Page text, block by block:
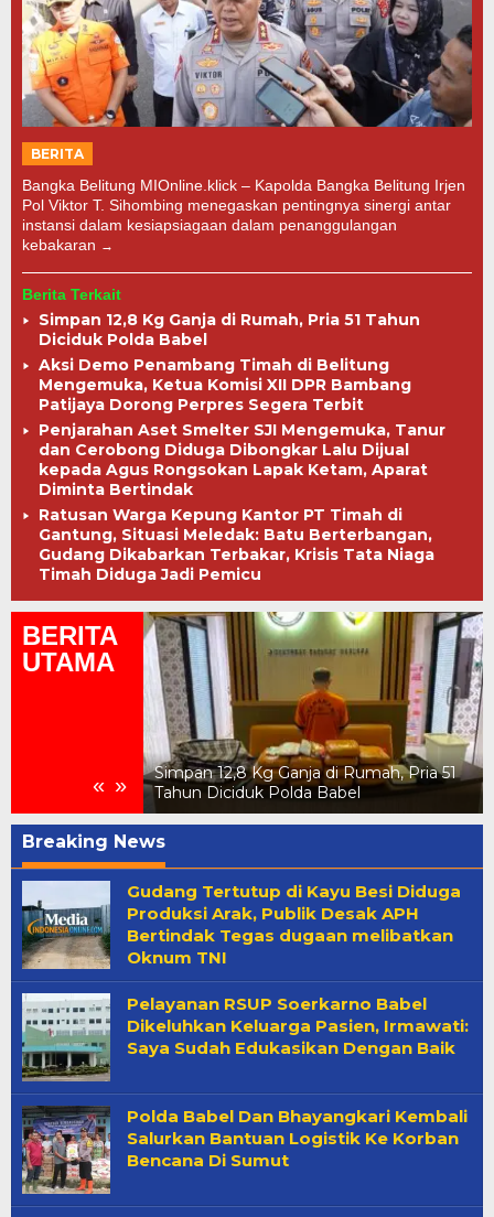
BERITA
Bangka Belitung MIOnline.klick – Kapolda Bangka Belitung Irjen
Pol Viktor T. Sihombing menegaskan pentingnya sinergi antar
instansi dalam kesiapsiagaan dalam penanggulangan
kebakaran
Berita Terkait
Simpan 12,8 Kg Ganja di Rumah, Pria 51 Tahun
Diciduk Polda Babel
Aksi Demo Penambang Timah di Belitung
Mengemuka, Ketua Komisi XII DPR Bambang
Patijaya Dorong Perpres Segera Terbit
Penjarahan Aset Smelter SJI Mengemuka, Tanur
dan Cerobong Diduga Dibongkar Lalu Dijual
kepada Agus Rongsokan Lapak Ketam, Aparat
Diminta Bertindak
Ratusan Warga Kepung Kantor PT Timah di
Gantung, Situasi Meledak: Batu Berterbangan,
Gudang Dikabarkan Terbakar, Krisis Tata Niaga
Timah Diduga Jadi Pemicu
BERITA
UTAMA
« »
Simpan 12,8 Kg Ganja di Rumah, Pria 51
Tahun Diciduk Polda Babel
Breaking News
mediaindonesiaonline.click
Gudang Tertutup di Kayu Besi Diduga
Produksi Arak, Publik Desak APH
Bertindak Tegas dugaan melibatkan
Oknum TNI
Pelayanan RSUP Soerkarno Babel
Dikeluhkan Keluarga Pasien, Irmawati:
Saya Sudah Edukasikan Dengan Baik
Polda Babel Dan Bhayangkari Kembali
Salurkan Bantuan Logistik Ke Korban
Bencana Di Sumut